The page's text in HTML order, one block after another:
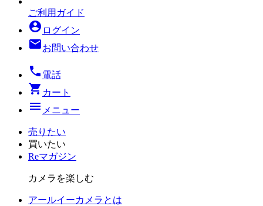
ご利用ガイド
account_circle ログイン
mailお問い合わせ
local_phone 電話
shopping_cart カート
menu メニュー
売りたい
買いたい
Reマガジン
カメラを楽しむ
アールイーカメラとは